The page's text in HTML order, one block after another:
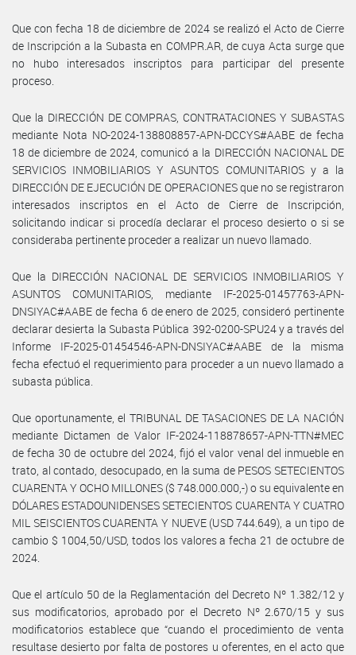
Que con fecha 18 de diciembre de 2024 se realizó el Acto de Cierre
de Inscripción a la Subasta en COMPR.AR, de cuya Acta surge que
no hubo interesados inscriptos para participar del presente
proceso.
Que la DIRECCIÓN DE COMPRAS, CONTRATACIONES Y SUBASTAS
mediante Nota NO-2024-138808857-APN-DCCYS#AABE de fecha
18 de diciembre de 2024, comunicó a la DIRECCIÓN NACIONAL DE
SERVICIOS INMOBILIARIOS Y ASUNTOS COMUNITARIOS y a la
DIRECCIÓN DE EJECUCIÓN DE OPERACIONES que no se registraron
interesados inscriptos en el Acto de Cierre de Inscripción,
solicitando indicar si procedía declarar el proceso desierto o si se
consideraba pertinente proceder a realizar un nuevo llamado.
Que la DIRECCIÓN NACIONAL DE SERVICIOS INMOBILIARIOS Y
ASUNTOS COMUNITARIOS, mediante IF-2025-01457763-APN-
DNSIYAC#AABE de fecha 6 de enero de 2025, consideró pertinente
declarar desierta la Subasta Pública 392-0200-SPU24 y a través del
Informe IF-2025-01454546-APN-DNSIYAC#AABE de la misma
fecha efectuó el requerimiento para proceder a un nuevo llamado a
subasta pública.
Que oportunamente, el TRIBUNAL DE TASACIONES DE LA NACIÓN
mediante Dictamen de Valor IF-2024-118878657-APN-TTN#MEC
de fecha 30 de octubre del 2024, fijó el valor venal del inmueble en
trato, al contado, desocupado, en la suma de PESOS SETECIENTOS
CUARENTA Y OCHO MILLONES ($ 748.000.000,-) o su equivalente en
DÓLARES ESTADOUNIDENSES SETECIENTOS CUARENTA Y CUATRO
MIL SEISCIENTOS CUARENTA Y NUEVE (USD 744.649), a un tipo de
cambio $ 1004,50/USD, todos los valores a fecha 21 de octubre de
2024.
Que el artículo 50 de la Reglamentación del Decreto Nº 1.382/12 y
sus modificatorios, aprobado por el Decreto Nº 2.670/15 y sus
modificatorios establece que “cuando el procedimiento de venta
resultase desierto por falta de postores u oferentes, en el acto que